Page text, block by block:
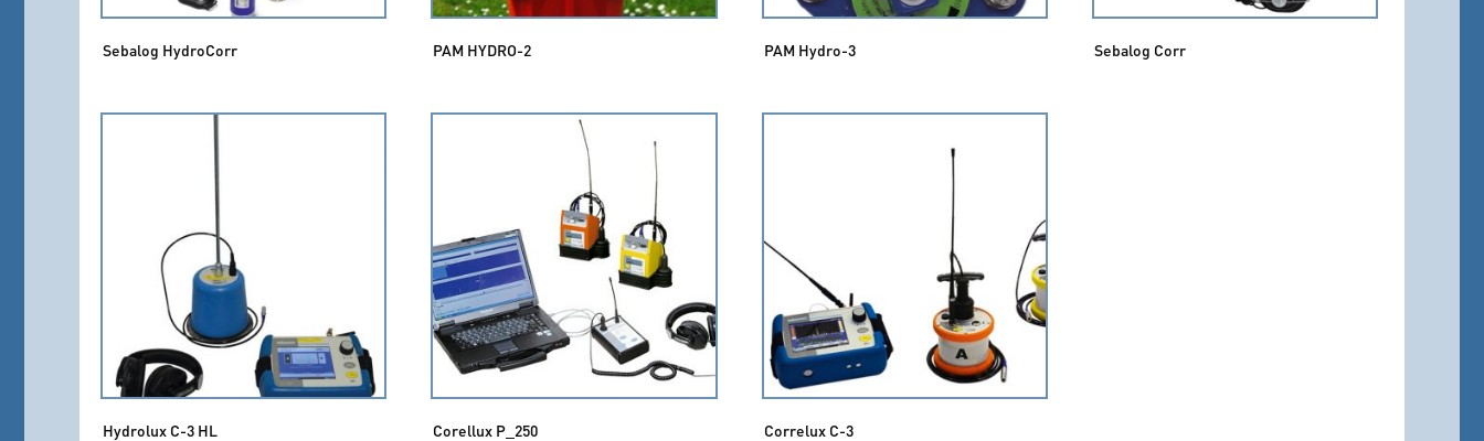
Sebalog HydroCorr PAM HYDRO-2 PAM Hydro-3 Sebalog Corr
Hydrolux C-3 HL Corellux P_250 Correlux C-3